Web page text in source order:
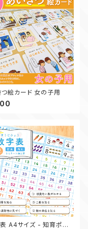
つ絵カード 女の子用
表 A4サイズ - 知育ポス